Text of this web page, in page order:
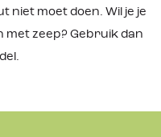
niet moet doen. Wil je je
zeep? Gebruik dan